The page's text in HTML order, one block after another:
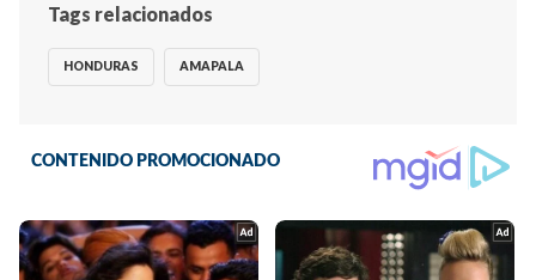
Tags relacionados
HONDURAS AMAPALA